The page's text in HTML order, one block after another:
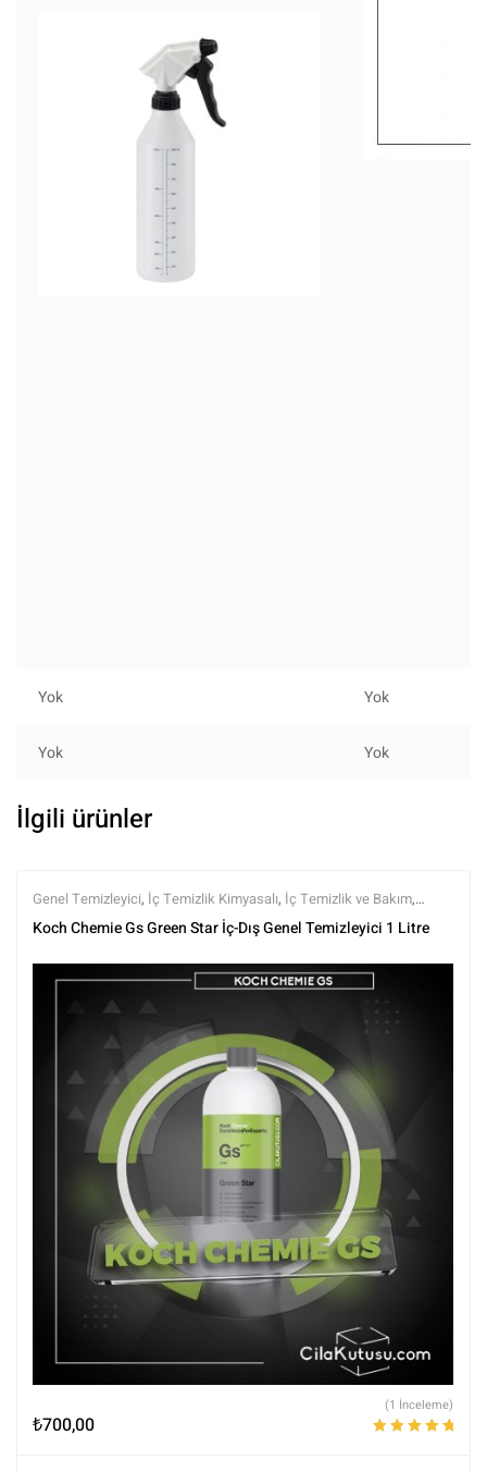
Yok Yok
Yok Yok
İlgili ürünler
Genel Temizleyici, İç Temizlik Kimyasalı, İç Temizlik ve Bakım,
Kimyasalar,Koch Chemie ,Markalar,Tüm Ürünler,Tüm Ürünler
Koch Chemie Gs Green Star İç-Dış Genel Temizleyici 1 Litre
₺700,00
(1 İnceleme)